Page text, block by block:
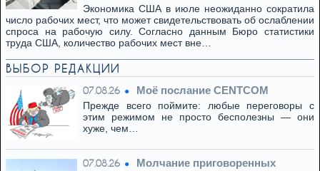
Экономика США в июле неожиданно сократила
число рабочих мест, что может свидетельствовать об ослаблении
спроса на рабочую силу. Согласно данным Бюро статистики
труда США, количество рабочих мест вне…
ВЫБОР РЕДАКЦИИ
07.08.26 Моё послание CENTCOM
Прежде всего поймите: любые переговоры с
этим режимом не просто бесполезны — они
хуже, чем…
07.08.26 Молчание приговоренных